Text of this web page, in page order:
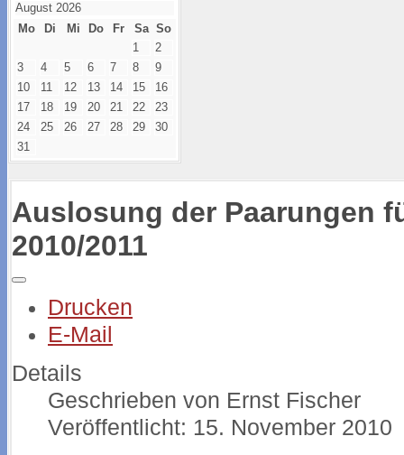
August 2026
Mo
Di Mi Do Fr Sa So
1
2
3
4 5 6 7 8
9
10
11 12 13 14 15
16
17
18 19 20 21 22
23
24
25 26 27 28 29
30
31
Auslosung der Paarungen
2010/2011
Drucken
E-Mail
Details
Geschrieben von Ernst Fischer
Veröffentlicht: 15. November 2010